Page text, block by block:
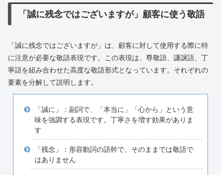
「誠に残念ではございますが」顧客に使う敬語
「誠に残念ではございますが」は、顧客に対して使用する際に特
に注意が必要な敬語表現です。この表現は、尊敬語、謙譲語、丁
寧語を組み合わせた高度な敬語形式となっています。それぞれの
要素を分解して説明します。
「誠に」：副詞で、「本当に」「心から」という意
味を強調する表現です。丁寧さを増す効果がありま
す
「残念」：形容動詞の語幹で、そのままでは敬語で
はありません